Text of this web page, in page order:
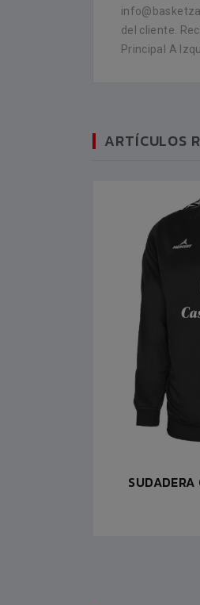
del cliente.
Principal A
ARTÍCULOS